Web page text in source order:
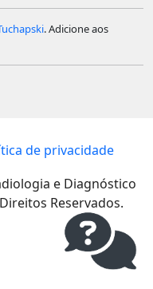
. Adicione aos
de privacidade
e Diagnóstico
Reservados.